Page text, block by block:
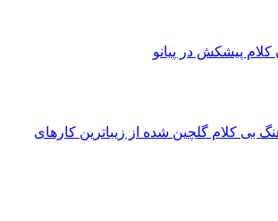
پیشکش در پیانو
15 آهنگ بی کلام گلچین شده از زیباترین کارهای